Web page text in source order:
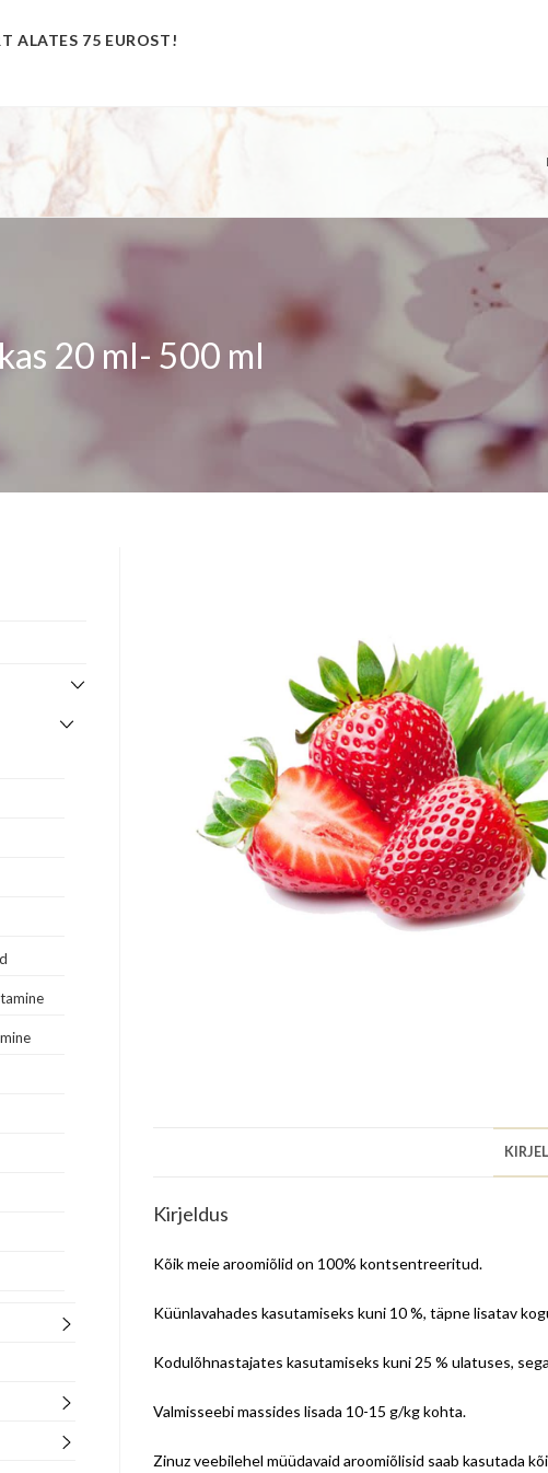
ALATES 75 EUROST!
20 ml- 500 ml
Kirjeldus
Kõik meie aroomiõlid on 100% kontsentreeritud.
Küünlavahades kasutamiseks kuni 10 %, täpne lisatav
Kodulõhnastajates kasutamiseks kuni 25 % ulatuses,
Valmisseebi massides lisada 10-15 g/kg kohta.
Zinuz veebilehel müüdavaid aroomiõlisid saab kasutada